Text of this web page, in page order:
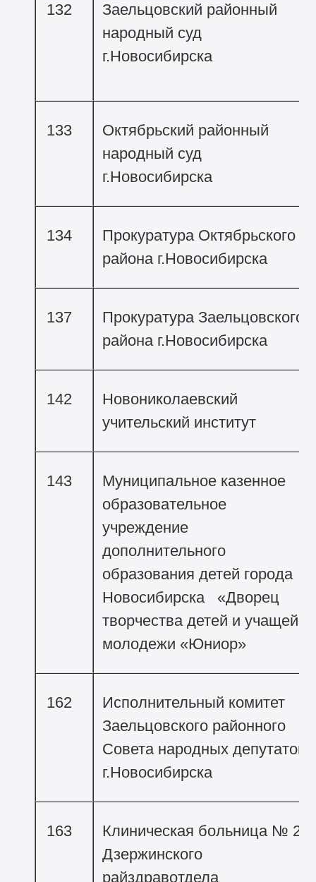
132
Заельцовский районный
народный суд
г.Новосибирска
133
Октябрьский районный
народный суд
г.Новосибирска
134
Прокуратура Октябрьского
района г.Новосибирска
137
Прокуратура Заельцовского
района г.Новосибирска
142
Новониколаевский
учительский институт
143
Муниципальное казенное
образовательное
учреждение
дополнительного
образования детей города
Новосибирска «Дворец
творчества детей и учащейся
молодежи «Юниор»
162
Исполнительный комитет
Заельцовского районного
Совета народных депутатов
г.Новосибирска
163
Клиническая больница № 2
Дзержинского
райздравотдела